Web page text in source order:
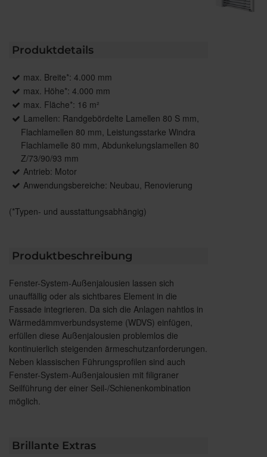
Produktdetails
max. Breite*: 4.000 mm
max. Höhe*: 4.000 mm
max. Fläche*: 16 m²
Lamellen: Randgebördelte Lamellen 80 S mm,
Flachlamellen 80 mm, Leistungsstarke Windra
Flachlamelle 80 mm, Abdunkelungslamellen 80
Z/73/90/93 mm
Antrieb: Motor
Anwendungsbereiche: Neubau, Renovierung
(*Typen- und ausstattungsabhängig)
Produktbeschreibung
Fenster-System-Außenjalousien lassen sich
unauffällig oder als sichtbares Element in die
Fassade integrieren. Da sich die Anlagen nahtlos in
Wärmedämmverbundsysteme (WDVS) einfügen,
erfüllen diese Außenjalousien problemlos die
kontinuierlich steigenden ärmeschutzanforderungen.
Neben klassischen Führungsprofilen sind auch
Fenster-System-Außenjalousien mit filigraner
Seilführung der einer Seil-/Schienenkombination
möglich.
Brillante Extras